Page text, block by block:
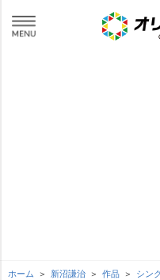
ホーム 新沼謙治 作品 シン